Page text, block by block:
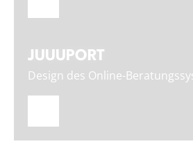
JUUUPORT
Design des Online-